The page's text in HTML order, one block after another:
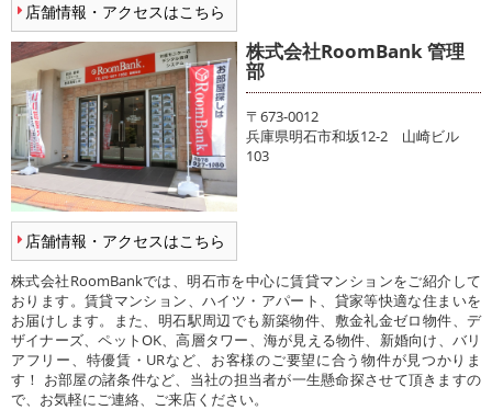
店舗情報・アクセスはこちら
店舗情報・アクセスはこちら
株式会社RoomBank 管理
部
〒673-0012
兵庫県明石市和坂12-2 山崎ビル
103
株式会社RoomBankでは、明石市を中心に賃貸マンションをご紹介して
おります。賃貸マンション、ハイツ・アパート、貸家等快適な住まいを
お届けします。また、明石駅周辺でも新築物件、敷金礼金ゼロ物件、デ
ザイナーズ、ペットOK、高層タワー、海が見える物件、新婚向け、バリ
アフリー、特優賃・URなど、お客様のご要望に合う物件が見つかりま
す！ お部屋の諸条件など、当社の担当者が一生懸命探させて頂きますの
で、お気軽にご連絡、ご来店ください。